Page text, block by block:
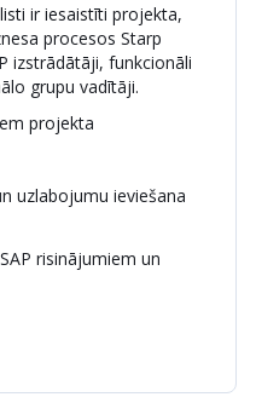
ir iesaistīti projekta,
procesos Starp
izstrādātāji, funkcionāli
grupu vadītāji.
projekta
uzlabojumu ieviešana
risinājumiem un